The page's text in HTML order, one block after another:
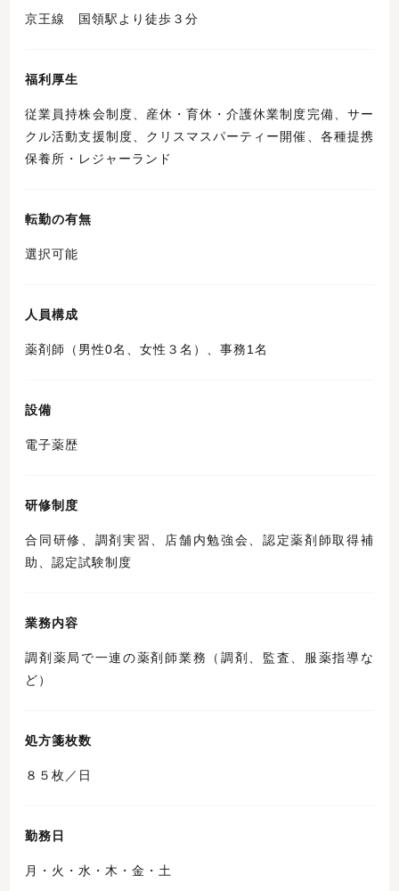
京王線 国領駅より徒歩３分
福利厚生
従業員持株会制度、産休・育休・介護休業制度完備、サー
クル活動支援制度、クリスマスパーティー開催、各種提携
保養所・レジャーランド
転勤の有無
選択可能
人員構成
薬剤師（男性0名、女性３名）、事務1名
設備
電子薬歴
研修制度
合同研修、調剤実習、店舗内勉強会、認定薬剤師取得補
助、認定試験制度
業務内容
調剤薬局で一連の薬剤師業務（調剤、監査、服薬指導な
ど）
処方箋枚数
８５枚／日
勤務日
月・火・水・木・金・土